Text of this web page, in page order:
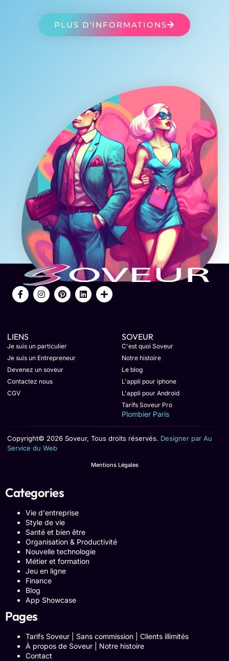
PLUS D'INFORMATIONS
LIENS
Je suis un particulier
Je suis un Entrepreneur
Devenez un soveur
Contactez nous
CGV
SOVEUR
C'est quoi Soveur
Notre histoire
Le blog
L'appli pour iphone
L'appli pour Android
Tarifs Soveur Pro
Plombier Paris
Copyright© 2026 Soveur, Tous droits réservés. Designer par Au
Service du Web
Mentions Légales
Categories
Vie d'entreprise
Style de vie
Santé et bien être
Organisation & Productivité
Nouvelle technologie
Métier et formation
Jeu en ligne
Finance
Blog
App Showcase
Pages
Tarifs Soveur | Sans commission | Clients illimités
À propos de Soveur | Notre histoire
Contact